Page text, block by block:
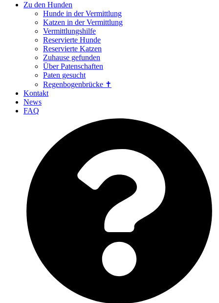
Zu den Hunden
Hunde in der Vermittlung
Katzen in der Vermittlung
Vermittlungshilfe
Reservierte Hunde
Reservierte Katzen
Zuhause gefunden
Über Patenschaften
Paten gesucht
Regenbogenbrücke ✝
Kontakt
News
FAQ